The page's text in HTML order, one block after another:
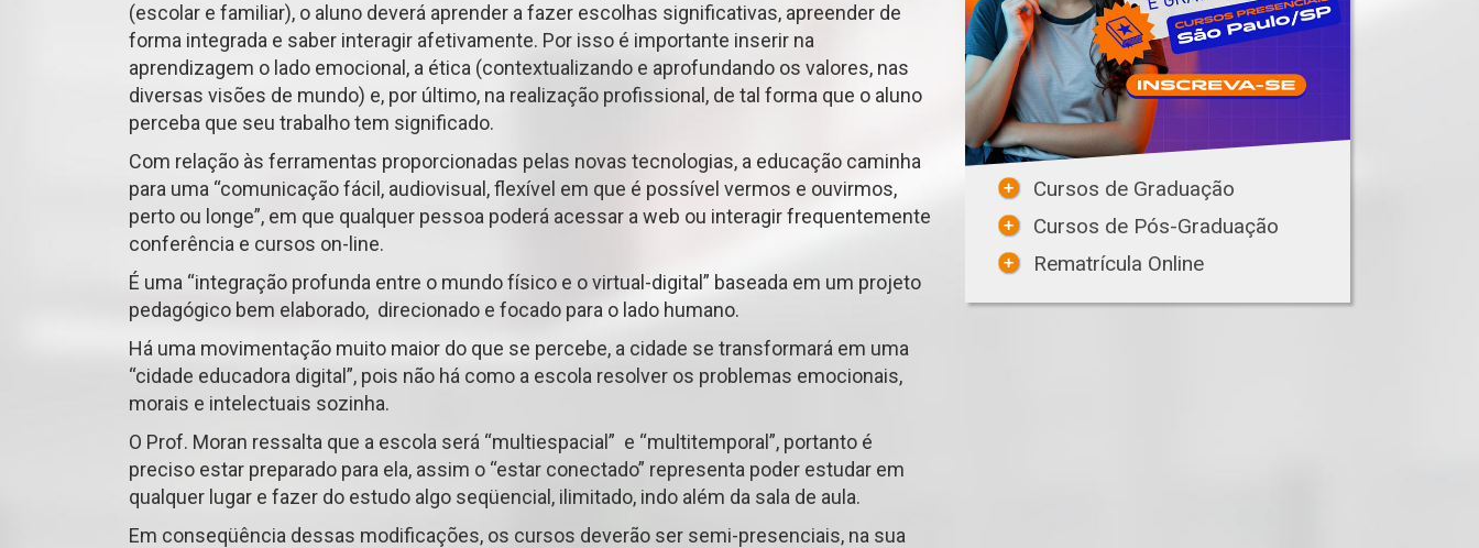
(escolar e familiar), o aluno deverá aprender a fazer escolhas significativas, apreender de
forma integrada e saber interagir afetivamente. Por isso é importante inserir na
aprendizagem o lado emocional, a ética (contextualizando e aprofundando os valores, nas
diversas visões de mundo) e, por último, na realização profissional, de tal forma que o aluno
perceba que seu trabalho tem significado.
Com relação às ferramentas proporcionadas pelas novas tecnologias, a educação caminha
para uma “comunicação fácil, audiovisual, flexível em que é possível vermos e ouvirmos,
perto ou longe”, em que qualquer pessoa poderá acessar a web ou interagir frequentemente
conferência e cursos on-line.
É uma “integração profunda entre o mundo físico e o virtual-digital” baseada em um projeto
pedagógico bem elaborado, direcionado e focado para o lado humano.
Há uma movimentação muito maior do que se percebe, a cidade se transformará em uma
“cidade educadora digital”, pois não há como a escola resolver os problemas emocionais,
morais e intelectuais sozinha.
O Prof. Moran ressalta que a escola será “multiespacial” e “multitemporal”, portanto é
preciso estar preparado para ela, assim o “estar conectado” representa poder estudar em
qualquer lugar e fazer do estudo algo seqüencial, ilimitado, indo além da sala de aula.
Em conseqüência dessas modificações, os cursos deverão ser semi-presenciais, na sua
Cursos de Graduação
Cursos de Pós-Graduação
Rematrícula Online